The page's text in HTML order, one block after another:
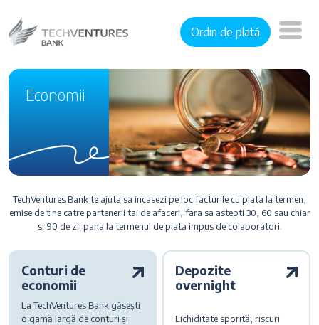
Ordin de plată
Economii
TechVentures Bank te ajuta sa incasezi pe loc facturile cu plata la termen,
emise de tine catre partenerii tai de afaceri, fara sa astepti 30, 60 sau chiar
si 90 de zil pana la termenul de plata impus de colaboratori.
Conturi de
economii
La TechVentures Bank găsești
o gamă largă de conturi și
Depozite
overnight
Lichiditate sporită, riscuri